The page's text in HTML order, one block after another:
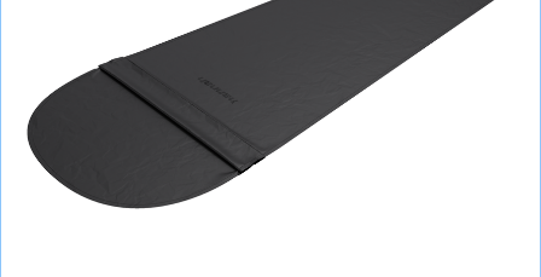
СУМКИ
ШОЛОМИ, ЗАХИСТ, ОКУЛЯРИ
БІГ, ФІТНЕС, М'ЯЧІ
ВЕЛОСИПЕДИ